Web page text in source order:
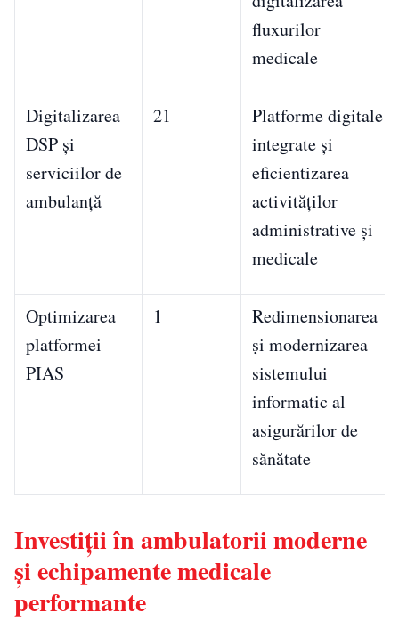
fluxurilor
medicale
Digitalizarea
DSP și
serviciilor de
ambulanță
21
Platforme digitale
integrate și
eficientizarea
activităților
administrative și
medicale
Optimizarea
platformei
PIAS
1
Redimensionarea
și modernizarea
sistemului
informatic al
asigurărilor de
sănătate
Investiții în ambulatorii moderne
și echipamente medicale
performante